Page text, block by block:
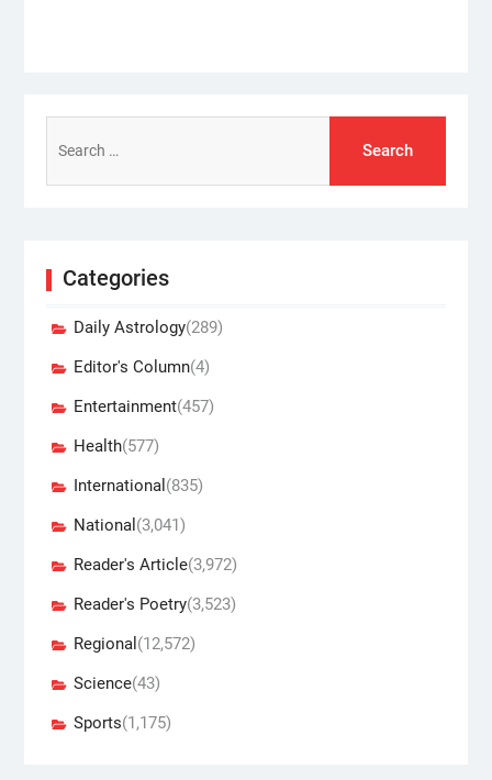
for:
Categories
Daily Astrology(289)
Editor's Column(4)
Entertainment(457)
Health(577)
International (835)
National (3,041)
Reader's Article(3,972)
Reader's Poetry(3,523)
Regional (12,572)
Science(43)
Sports(1,175)